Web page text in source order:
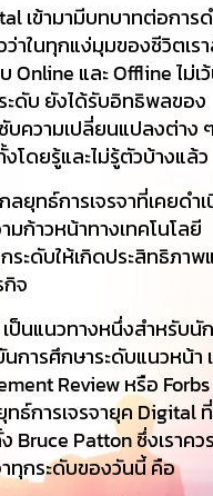
เข้ามามีบทบาทต่อการด
าในทุกแง่มุมของชีวิตเร
และ Offline ไม่เ
ะดับ ยังได้รับอิทธิพลของ
บความเปลี่ยนแปลงต่าง
โดยรู้และไม่รู้ตัวบ้างแล้ว
ยุทธ์การเจรจาที่เคยดำ
ก้าวหน้าทางเทคโนโลยี
ะดับให้เกิดประสิทธิภาพ
กิจ
นแนวทางหนึ่งสำหรับนัก
การศึกษาระดับแนวหน้า
Review หรือ
ธ์การเจรจายุค Digital
Bruce Patton ซึ่งเราควร
าทุกระดับของวันนี้ คือ